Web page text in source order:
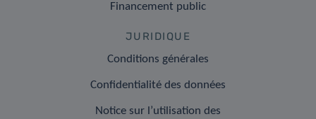
Financement public
JURIDIQUE
Conditions générales
Confidentialité des données
Notice sur l’utilisation des